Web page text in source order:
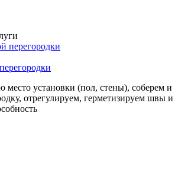
установки (пол, стены), соберем и
отрегулируем, герметизируем швы и